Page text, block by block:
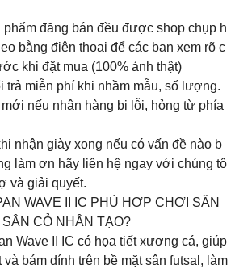
phẩm đăng bán đều được shop chụp h
bằng điện thoại để các bạn xem rõ c
khi đặt mua (100% ảnh thật)
trả miễn phí khi nhầm mẫu, số lượng.
nếu nhận hàng bị lỗi, hỏng từ phía
nhận giày xong nếu có vấn đề nào b
làm ơn hãy liên hệ ngay với chúng tô
và giải quyết.
WAVE II IC PHÙ HỢP CHƠI SÂN
CỎ NHÂN TẠO?
Wave II IC có họa tiết xương cá, giúp
và bám dính trên bề mặt sân futsal, làm